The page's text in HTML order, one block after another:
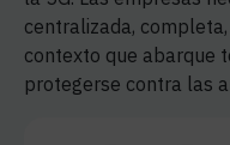
centralizada,
contexto que abarque
protegerse contra las